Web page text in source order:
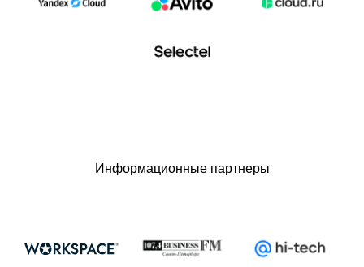
Информационные партнеры